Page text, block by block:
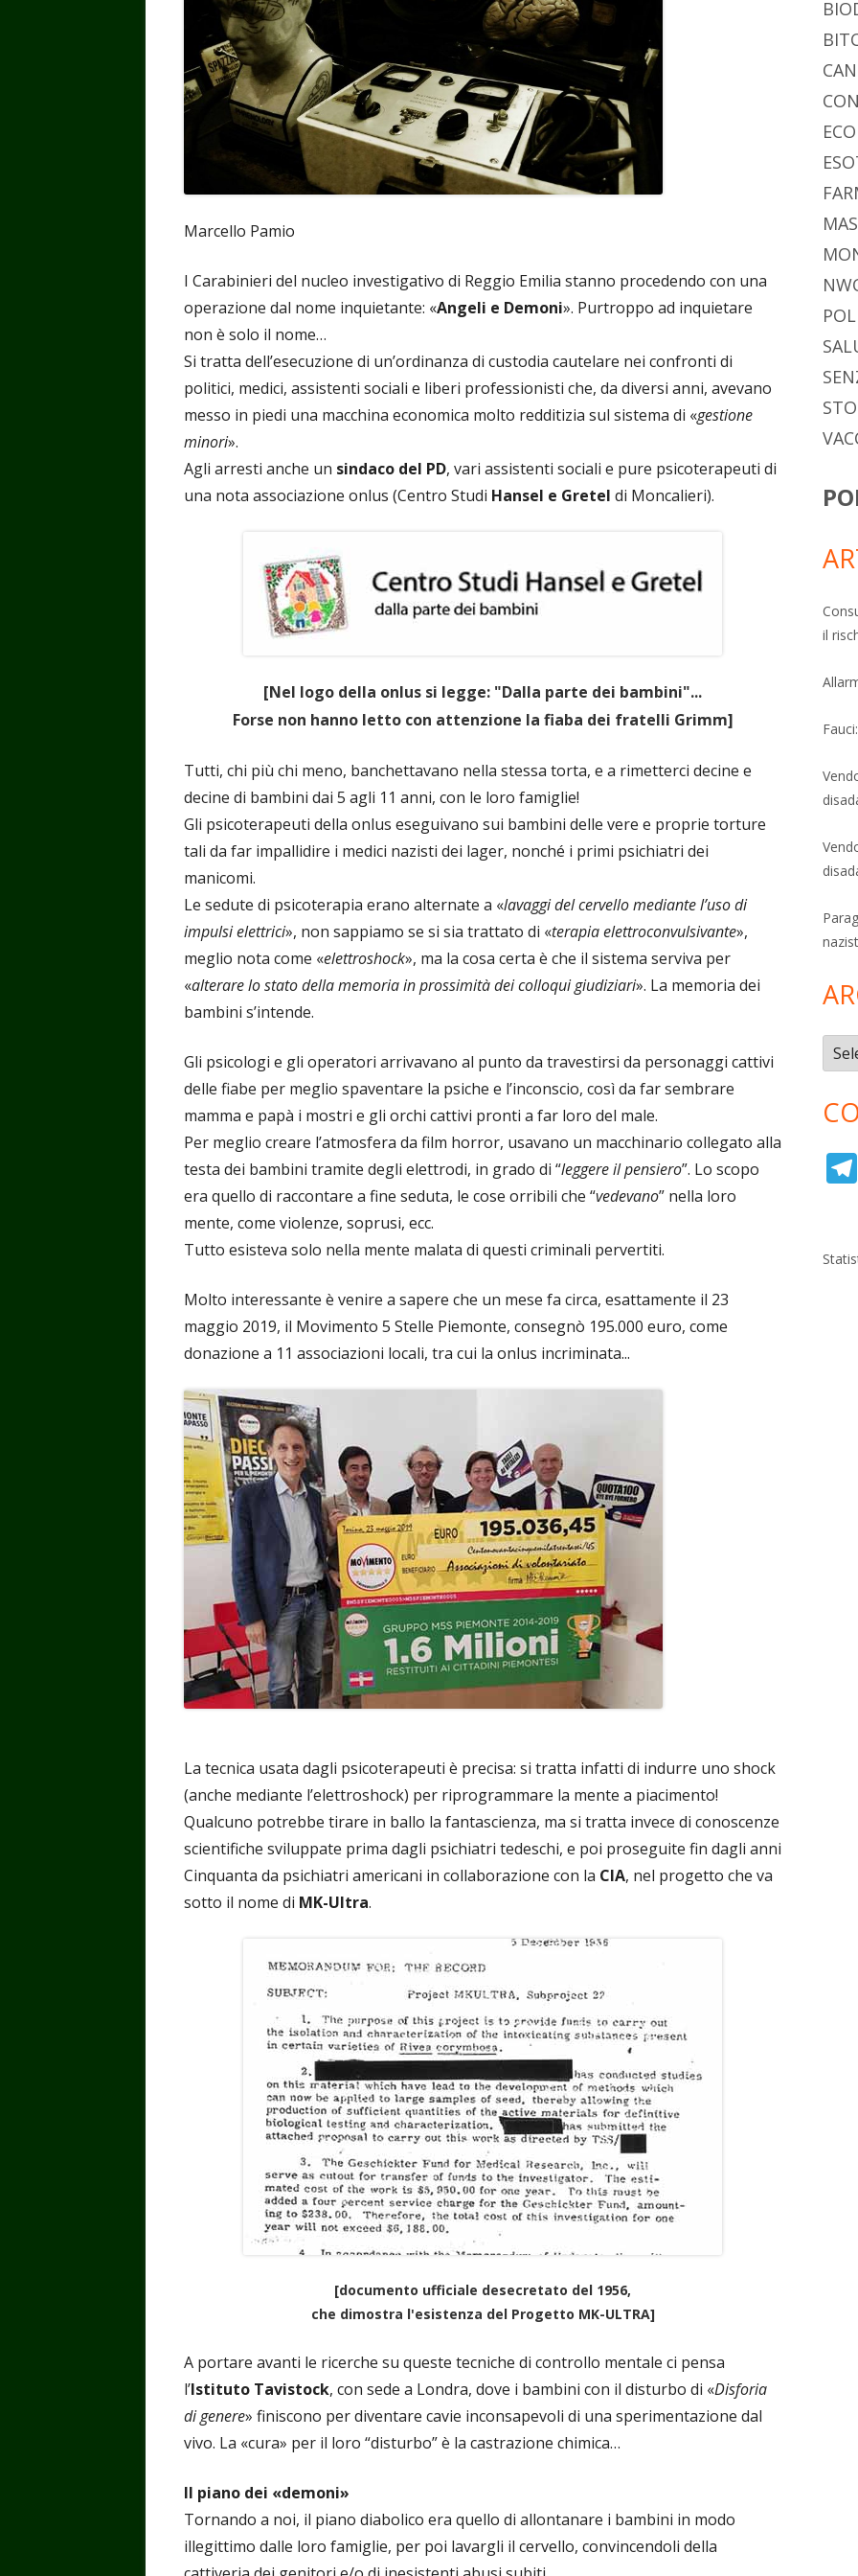
finestra
finestra
finestrafinestrafinestra
vi
Marcello Pamio
I Carabinieri del nucleo investigativo di Reggio Emilia stanno procedendo con una
operazione dal nome inquietante: «Angeli e Demoni». Purtroppo ad inquietare
non è solo il nome…
Si tratta dell’esecuzione di un’ordinanza di custodia cautelare nei confronti di
politici, medici, assistenti sociali e liberi professionisti che, da diversi anni, avevano
messo in piedi una macchina economica molto redditizia sul sistema di «gestione
minori».
Agli arresti anche un sindaco del PD, vari assistenti sociali e pure psicoterapeuti di
una nota associazione onlus (Centro Studi Hansel e Gretel di Moncalieri).
[Nel logo della onlus si legge: "Dalla parte dei bambini"...
Forse non hanno letto con attenzione la fiaba dei fratelli Grimm]
Tutti, chi più chi meno, banchettavano nella stessa torta, e a rimetterci decine e
decine di bambini dai 5 agli 11 anni, con le loro famiglie!
Gli psicoterapeuti della onlus eseguivano sui bambini delle vere e proprie torture
tali da far impallidire i medici nazisti dei lager, nonché i primi psichiatri dei
manicomi.
Le sedute di psicoterapia erano alternate a «lavaggi del cervello mediante l’uso di
impulsi elettrici», non sappiamo se si sia trattato di «terapia elettroconvulsivante»,
meglio nota come «elettroshock», ma la cosa certa è che il sistema serviva per
«alterare lo stato della memoria in prossimità dei colloqui giudiziari». La memoria dei
bambini s’intende.
Gli psicologi e gli operatori arrivavano al punto da travestirsi da personaggi cattivi
delle fiabe per meglio spaventare la psiche e l’inconscio, così da far sembrare
mamma e papà i mostri e gli orchi cattivi pronti a far loro del male.
Per meglio creare l’atmosfera da film horror, usavano un macchinario collegato alla
testa dei bambini tramite degli elettrodi, in grado di “leggere il pensiero”. Lo scopo
era quello di raccontare a fine seduta, le cose orribili che “vedevano” nella loro
mente, come violenze, soprusi, ecc.
Tutto esisteva solo nella mente malata di questi criminali pervertiti.
Molto interessante è venire a sapere che un mese fa circa, esattamente il 23
maggio 2019, il Movimento 5 Stelle Piemonte, consegnò 195.000 euro, come
donazione a 11 associazioni locali, tra cui la onlus incriminata...
La tecnica usata dagli psicoterapeuti è precisa: si tratta infatti di indurre uno shock
(anche mediante l’elettroshock) per riprogrammare la mente a piacimento!
Qualcuno potrebbe tirare in ballo la fantascienza, ma si tratta invece di conoscenze
scientifiche sviluppate prima dagli psichiatri tedeschi, e poi proseguite fin dagli anni
Cinquanta da psichiatri americani in collaborazione con la CIA, nel progetto che va
sotto il nome di MK-Ultra.
[documento ufficiale desecretato del 1956,
che dimostra l'esistenza del Progetto MK-ULTRA]
A portare avanti le ricerche su queste tecniche di controllo mentale ci pensa
l’Istituto Tavistock, con sede a Londra, dove i bambini con il disturbo di «Disforia
di genere» finiscono per diventare cavie inconsapevoli di una sperimentazione dal
vivo. La «cura» per il loro “disturbo” è la castrazione chimica…
Il piano dei «demoni»
Tornando a noi, il piano diabolico era quello di allontanare i bambini in modo
illegittimo dalle loro famiglie, per poi lavargli il cervello, convincendoli della
il